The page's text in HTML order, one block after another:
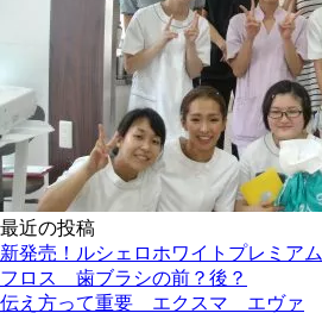
最近の投稿
新発売！ルシェロホワイトプレミアム
フロス 歯ブラシの前？後？
伝え方って重要 エクスマ エヴァ